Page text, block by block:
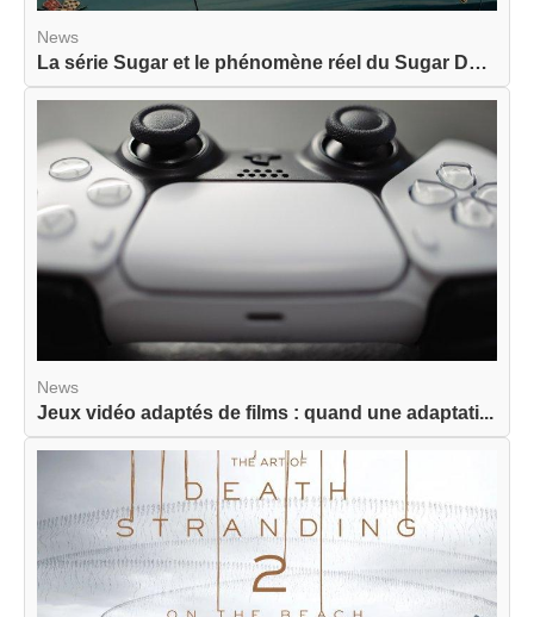
News
La série Sugar et le phénomène réel du Sugar Dat...
News
Jeux vidéo adaptés de films : quand une adaptati...